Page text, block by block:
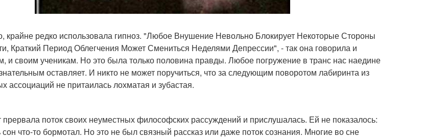
крайне редко использовала гипноз. "Любое Внушение Невольно Блокирует Некоторые Стороны
Краткий Период Облегчения Может Смениться Неделями Депрессии", - так она говорила и
и своим ученикам. Но это была только половина правды. Любое погружение в транс нас наедине
оставляет. И никто не может поручиться, что за следующим поворотом лабиринта из
ассоциаций не притаилась лохматая и зубастая.
прервала поток своих неуместных философских рассуждений и прислушалась. Ей не показалось:
сон что-то бормотал. Но это не был связный рассказ или даже поток сознания. Многие во сне